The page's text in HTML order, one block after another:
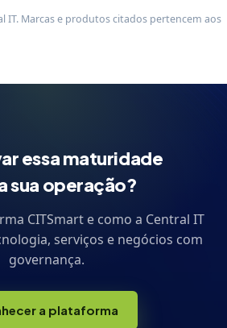
IT. Marcas e produtos citados pertencem aos
essa maturidade
sua operação?
CITSmart e como a Central IT
serviços e negócios com
governança.
a plataforma